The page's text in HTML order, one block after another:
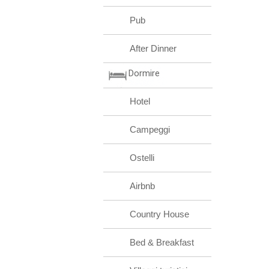
Pub
After Dinner
Dormire
Hotel
Campeggi
Ostelli
Airbnb
Country House
Bed & Breakfast